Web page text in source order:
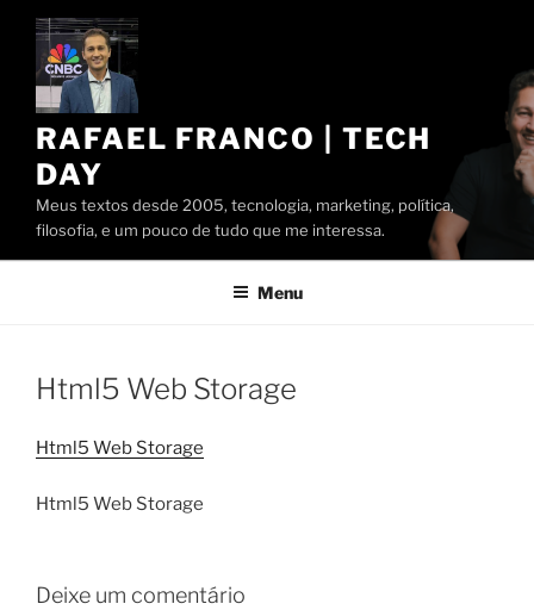
Pular
conteúdo
RAFAEL FRANCO | TECH
DAY
Meus textos desde 2005, tecnologia, marketing, política,
filosofia, e um pouco de tudo que me interessa.
Menu
Html5 Web Storage
Html5 Web Storage
Html5 Web Storage
Deixe um comentário